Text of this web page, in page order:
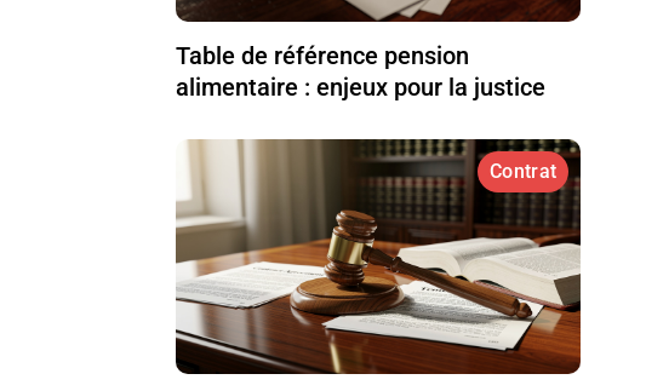
Table de référence pension
alimentaire : enjeux pour la justice
Contrat